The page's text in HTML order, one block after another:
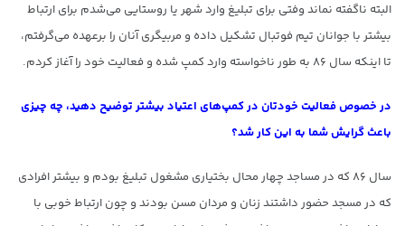
البته ناگفته نماند وفتی برای تبلیغ وارد شهر یا روستایی می‌شدم برای ارتباط
بیشتر با جوانان تیم فوتبال تشکیل داده و مربیگری آنان را برعهده می‌گرفتم،
تا اینکه سال ۸۶ به طور نا‌خواسته وارد کمپ شده و فعالیت خود را آغاز کردم.
در خصوص فعالیت خودتان در کمپ‌های اعتیاد بیشتر توضیح دهید، چه چیزی
باعث گرایش شما به این کار شد؟
سال ۸۶ که در مساجد چهار محال بختیاری مشغول تبلیغ بودم و بیشتر افرادی
که در مسجد حضور داشتند زنان و مردان مسن بودند و چون ارتباط خوبی با